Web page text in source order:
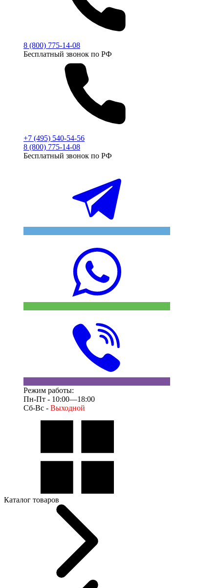
8 (800) 775-14-08
Бесплатный звонок по РФ
+7 (495) 540-54-56
8 (800) 775-14-08
Бесплатный звонок по РФ
Режим работы:
Пн-Пт - 10:00—18:00
Сб-Вс - Выходной
Каталог товаров